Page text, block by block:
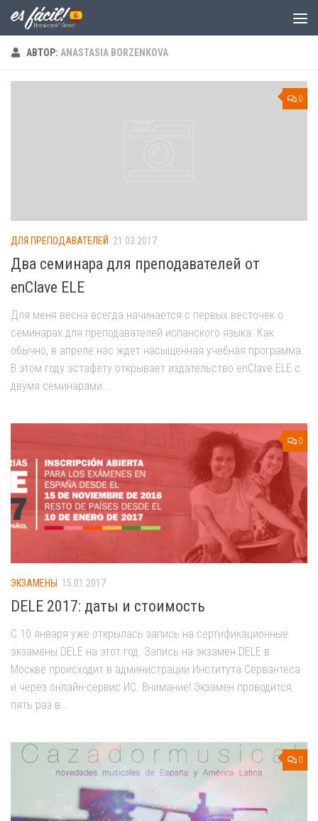
Skip to content
АВТОР: ANASTASIA BORZENKOVA
0
ДЛЯ ПРЕПОДАВАТЕЛЕЙ 21.03.2017
Два семинара для преподавателей от
enClave ELE
Для меня весна всегда начинается с первых весточек о
семинарах для преподавателей испанского языка. Как
обычно, в апреле нас ждет насыщенная учебная программа.
В этом году эстафету открывает издательство enClave ELE с
двумя семинарами...
0
ЭКЗАМЕНЫ 15.01.2017
DELE 2017: даты и стоимость
C 10 января уже открылась запись на сертификационные
экзамены DELE на этот год. Запись на экзамен DELE в
Москве происходит в администрации Института Сервантеса
и через онлайн-сервис ИС. Внимание! Экзамен проводится
пять раз в...
0